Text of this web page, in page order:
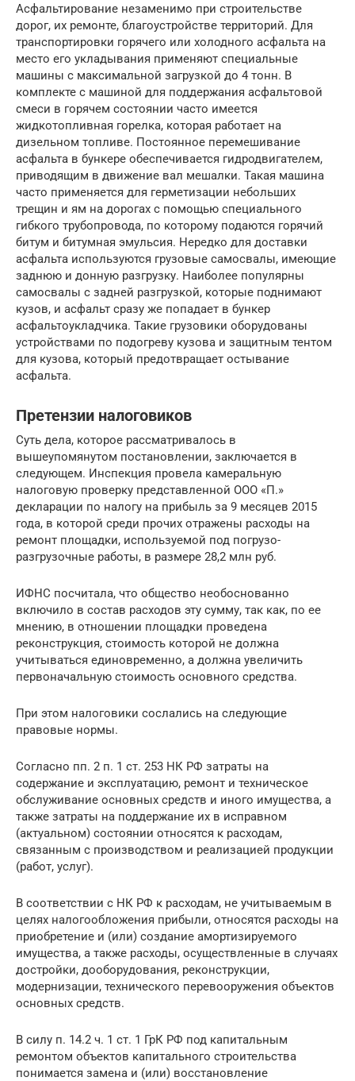
Асфальтирование незаменимо при строительстве
дорог, их ремонте, благоустройстве территорий. Для
транспортировки горячего или холодного асфальта на
место его укладывания применяют специальные
машины с максимальной загрузкой до 4 тонн. В
комплекте с машиной для поддержания асфальтовой
смеси в горячем состоянии часто имеется
жидкотопливная горелка, которая работает на
дизельном топливе. Постоянное перемешивание
асфальта в бункере обеспечивается гидродвигателем,
приводящим в движение вал мешалки. Такая машина
часто применяется для герметизации небольших
трещин и ям на дорогах с помощью специального
гибкого трубопровода, по которому подаются горячий
битум и битумная эмульсия. Нередко для доставки
асфальта используются грузовые самосвалы, имеющие
заднюю и донную разгрузку. Наиболее популярны
самосвалы с задней разгрузкой, которые поднимают
кузов, и асфальт сразу же попадает в бункер
асфальтоукладчика. Такие грузовики оборудованы
устройствами по подогреву кузова и защитным тентом
для кузова, который предотвращает остывание
асфальта.
Претензии налоговиков
Суть дела, которое рассматривалось в
вышеупомянутом постановлении, заключается в
следующем. Инспекция провела камеральную
налоговую проверку представленной ООО «П.»
декларации по налогу на прибыль за 9 месяцев 2015
года, в которой среди прочих отражены расходы на
ремонт площадки, используемой под погрузо-
разгрузочные работы, в размере 28,2 млн руб.
ИФНС посчитала, что общество необоснованно
включило в состав расходов эту сумму, так как, по ее
мнению, в отношении площадки проведена
реконструкция, стоимость которой не должна
учитываться единовременно, а должна увеличить
первоначальную стоимость основного средства.
При этом налоговики сослались на следующие
правовые нормы.
Согласно пп. 2 п. 1 ст. 253 НК РФ затраты на
содержание и эксплуатацию, ремонт и техническое
обслуживание основных средств и иного имущества, а
также затраты на поддержание их в исправном
(актуальном) состоянии относятся к расходам,
связанным с производством и реализацией продукции
(работ, услуг).
В соответствии с НК РФ к расходам, не учитываемым в
целях налогообложения прибыли, относятся расходы на
приобретение и (или) создание амортизируемого
имущества, а также расходы, осуществленные в случаях
достройки, дооборудования, реконструкции,
модернизации, технического перевооружения объектов
основных средств.
В силу п. 14.2 ч. 1 ст. 1 ГрК РФ под капитальным
ремонтом объектов капитального строительства
понимается замена и (или) восстановление